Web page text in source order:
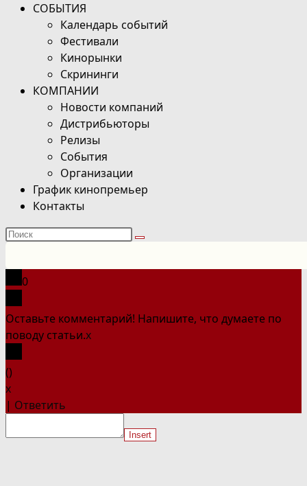
СОБЫТИЯ
Календарь событий
Фестивали
Кинорынки
Скрининги
КОМПАНИИ
Новости компаний
Дистрибьюторы
Релизы
События
Организации
График кинопремьер
Контакты
Поиск
сайте
0
Оставьте комментарий! Напишите, что думаете по
поводу статьи.x
()
x
| Ответить
Insert